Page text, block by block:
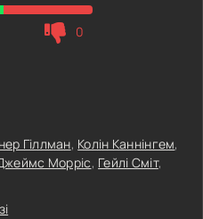
0
Гіллман, Колін Каннінгем,
Морріс, Гейлі Сміт,